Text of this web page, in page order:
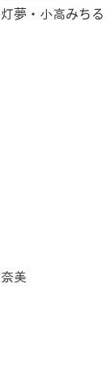
夢・小高みち
美